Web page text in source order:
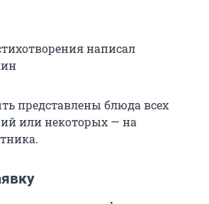
написал
представлены блюда всех
или некоторых — на